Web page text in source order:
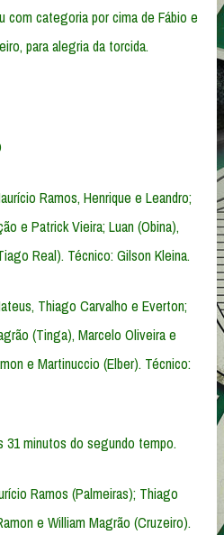
com categoria por cima de Fábio e
para alegria da torcida.
Ramos, Henrique e Leandro;
e Patrick Vieira; Luan (Obina),
Real). Técnico: Gilson Kleina.
Thiago Carvalho e Everton;
(Tinga), Marcelo Oliveira e
e Martinuccio (Elber). Técnico:
31 minutos do segundo tempo.
Ramos (Palmeiras); Thiago
e William Magrão (Cruzeiro).